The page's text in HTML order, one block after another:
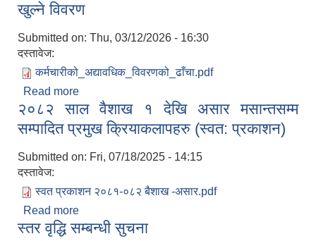
खुल्ने विवरण
Submitted on: Thu, 03/12/2026 - 16:30
दस्तावेज:
कर्मचारीको_अद्यावधिक_विवरणको_ढाँचा.pdf
Read more
खुल्ने विवरण
२०८२ साल वैशाख १ देखि असार मसान्तसम्म
सम्पादित प्रमुख क्रियाकलापहरु (स्वत: प्रकाशन)
Submitted on: Fri, 07/18/2025 - 14:15
दस्तावेज:
स्वत प्रकाशन २०८१-०८२ बैशाख -असार.pdf
Read more
सम्पादित प्रमुख क्रियाकलापहरु (स्वत: प्रकाशन)
स्तर वृद्धि सम्बन्धी सुचना